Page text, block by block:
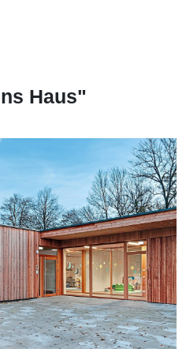
Haus"